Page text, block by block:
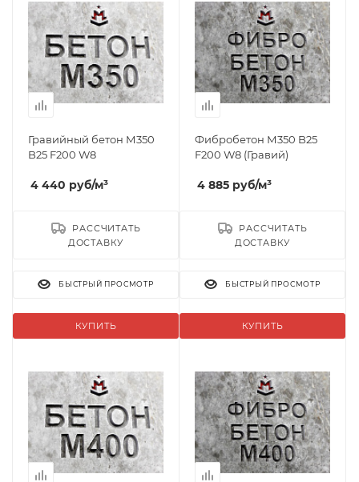
Гравийный бетон М350
B25 F200 W8
4 440 руб/м³
КУПИТЬ
РАССЧИТАТЬ
ДОСТАВКУ
БЫСТРЫЙ ПРОСМОТР
Фибробетон М350 B25
F200 W8 (Гравий)
4 885 руб/м³
КУПИТЬ
РАССЧИТАТЬ
ДОСТАВКУ
БЫСТРЫЙ ПРОСМОТР